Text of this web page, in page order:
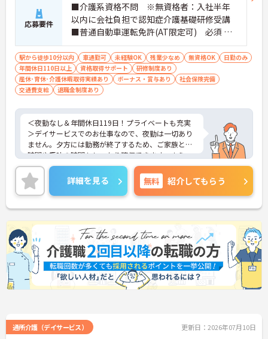
応募要件
■介護系資格不問 ※無資格者：入社半年
以内に会社負担で認知症介護基礎研修受講
■普通自動車運転免許(AT限定可) 必須 ■
経験：不問 ※介護職員初任者研修(旧ヘルパ
ー2級)以上 歓迎
駅から徒歩10分以内 車通勤可 未経験OK 残業少なめ 無資格OK
日勤のみ
年間休日110日以上
資格取得サポート
研修制度あり
産休･育休･介護休暇取得実績あり
ボーナス・賞与あり
社会保険完備
交通費支給
退職金制度あり
＜夜勤なし＆年間休日119日！プライベートも充実
＞デイサービスでのお仕事なので、夜勤は一切あり
ません。夕方には勤務が終了するため、ご家族との
時間や趣味の時間もしっかり確保できます。さら
に、月9日のお休みに加えて「リフレッシュ休暇」
が毎月1日付与され、年間休日はたっぷり119日。無
理なく働き続けられるリズムが整っており、仕事と
プライベートのメリハリをつけて働きたい方にぴっ
たりです。
＜未経験からプロへ！充実の研修とキャリアパス ＞
介護の経験がない方やブランクがある方も大歓迎で
す。資格取得支援制度や自己啓発支援制度が整って
おり、働きながらスキルアップを目指せます。ま
た、全国展開する同社ならではの多彩なキャリアパ
スがあり、管理職や専門職への挑戦、異なるサービ
スへのキャリアチェンジも可能です。一人ひとりの
詳細を見る 無料 紹介してもらう
通所介護（デイサービス） 更新日：2026年07月10日